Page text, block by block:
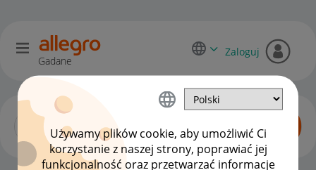
Używamy plików cookie, aby umożliwić Ci
korzystanie z naszej strony, poprawiać jej
funkcjonalność oraz przetwarzać informacje
Gadane
Zaloguj